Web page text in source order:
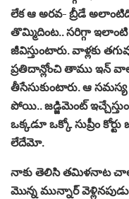
లేక ఆ అర‌వ‌- బ్రీడే
తొమ్మిదింట‌.. స‌రిగ్గా
జీవిస్తుంటారు. వాళ్ల‌కు
ప్ర‌తిదాన్లోంచి తాము ఇన్
తీసేసుకుంటారు. ఆ
పోయి.. జ‌డ్జిమెంట్
ఒక్క‌డూ ఒక్కో సుప్రీం
లేదేమో.
నాకు తెలిసి త‌మిళ‌నాట
మొన్న‌ మున్నార్